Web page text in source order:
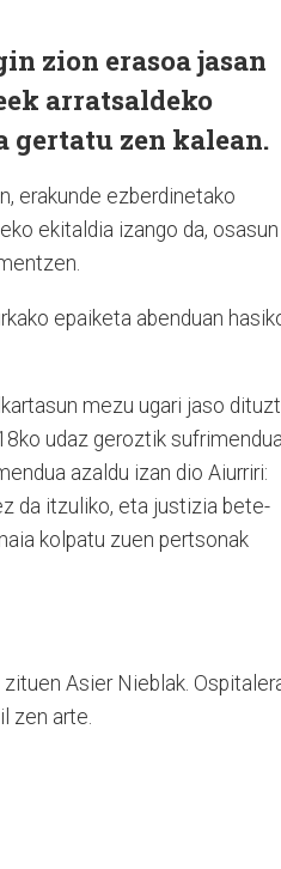
zion erasoa jasan
arratsaldeko
gertatu zen kalean.
erakunde ezberdinetako
ekitaldia izango da, osasun
epaiketa abenduan
mezu ugari jaso
udaz geroztik sufrimendua
azaldu izan dio Aiurriri:
da itzuliko, eta justizia bete-
kolpatu zuen pertsonak
Asier Nieblak.
zen arte.